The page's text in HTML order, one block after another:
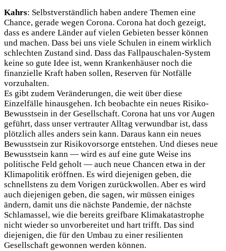
Kahrs: Selbstverständlich haben andere Themen eine
Chance, gerade wegen Corona. Corona hat doch gezeigt,
dass es andere Länder auf vielen Gebieten besser können
und machen. Dass bei uns viele Schulen in einem wirklich
schlechten Zustand sind. Dass das Fallpauschalen-System
keine so gute Idee ist, wenn Krankenhäuser noch die
finanzielle Kraft haben sollen, Reserven für Notfälle
vorzuhalten.
Es gibt zudem Veränderungen, die weit über diese
Einzelfälle hinausgehen. Ich beobachte ein neues Risiko-
Bewusstsein in der Gesellschaft. Corona hat uns vor Augen
geführt, dass unser vertrauter Alltag verwundbar ist, dass
plötzlich alles anders sein kann. Daraus kann ein neues
Bewusstsein zur Risikovorsorge entstehen. Und dieses neue
Bewusstsein kann — wird es auf eine gute Weise ins
politische Feld geholt — auch neue Chancen etwa in der
Klimapolitik eröffnen. Es wird diejenigen geben, die
schnellstens zu dem Vorigen zurückwollen. Aber es wird
auch diejenigen geben, die sagen, wir müssen einiges
ändern, damit uns die nächste Pandemie, der nächste
Schlamassel, wie die bereits greifbare Klimakatastrophe
nicht wieder so unvorbereitet und hart trifft. Das sind
diejenigen, die für den Umbau zu einer resilienten
Gesellschaft gewonnen werden können.